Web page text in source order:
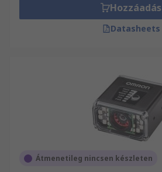
Hozzáadás
Datasheets
Átmenetileg nincsen készleten